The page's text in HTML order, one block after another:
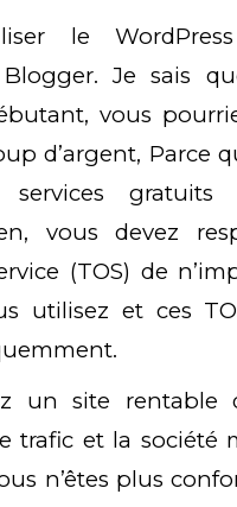
le
Je sais
vous
d’argent, Parce
services gratuits
vous devez
(TOS) de
utilisez et ces
un site rentable
trafic et la société
n’êtes plus